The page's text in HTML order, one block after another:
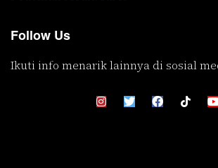
Follow Us
Ikuti info menarik lainnya di sosial